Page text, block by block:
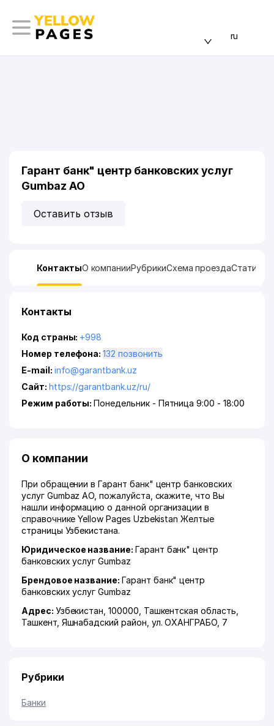
ru
Гарант банк" центр банковских услуг
Gumbaz АО
Оставить отзыв
КонтактыО компанииРубрикиСхема проезда
Контакты
Код страны: +998
Номер телефона:132 позвонить
E-mail: info@garantbank.uz
Сайт: https://garantbank.uz/ru/
Режим работы:Понедельник - Пятница 9:00 - 18:00
О компании
При обращении в Гарант банк" центр банковских
услуг Gumbaz АО, пожалуйста, скажите, что Вы
нашли информацию о данной организации в
справочнике Yellow Pages Uzbekistan Желтые
страницы Узбекистана.
Юридическое название: Гарант банк" центр
банковских услуг Gumbaz
Брендовое название: Гарант банк" центр
банковских услуг Gumbaz
Адрес: Узбекистан, 100000, Ташкентская область
Ташкент, Яшнабадский район ул. ОХАНГРАБО, 7
Рубрики
Банки